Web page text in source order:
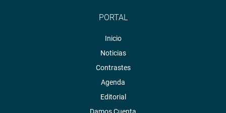
PORTAL
Inicio
Noticias
Contrastes
Agenda
Editorial